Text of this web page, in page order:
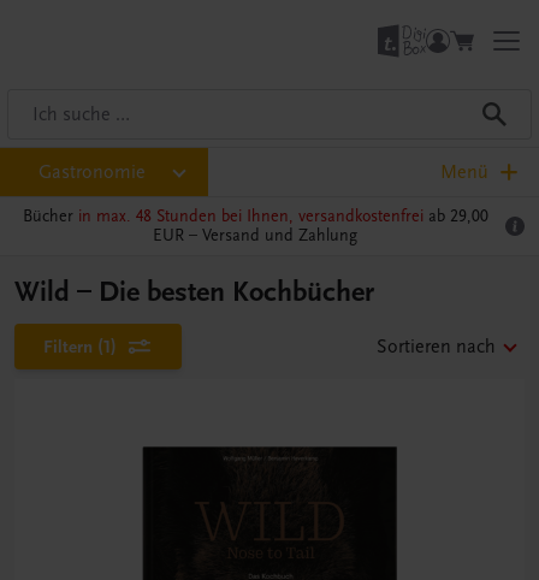
Gastronomie Menü
Bücher in max. 48 Stunden bei Ihnen, versandkostenfrei ab 29,00
EUR – Versand und Zahlung
Wild – Die besten Kochbücher
Filtern (1) Sortieren nach